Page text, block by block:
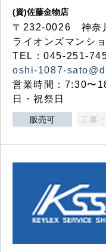
(資)佐藤金物店
〒232-0026 神奈
ライオンズマンシ
TEL：045-251-
oshi-1087-
営業時間：7:30〜
日・祝祭日
販売可 工事